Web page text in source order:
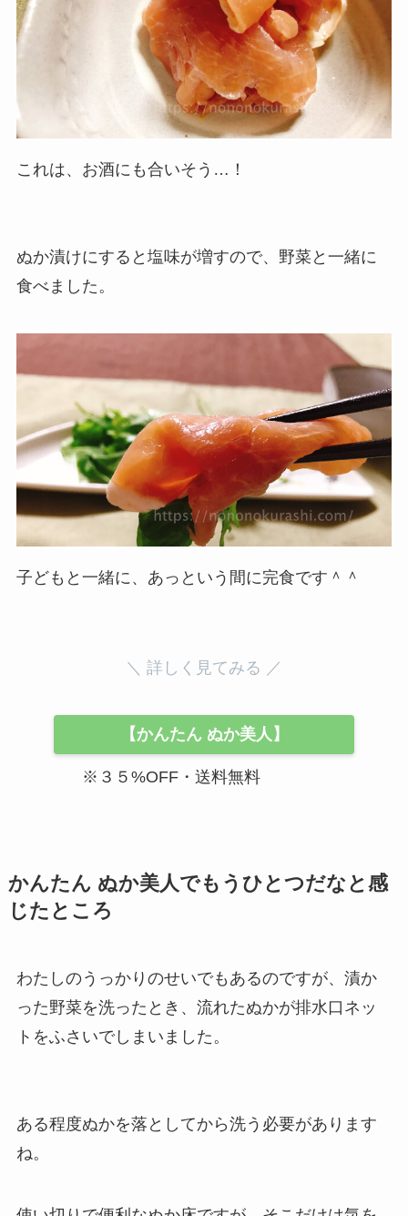
これは、お酒にも合いそう…！
ぬか漬けにすると塩味が増すので、野菜と一緒に
食べました。
子どもと一緒に、あっという間に完食です＾＾
＼ 詳しく見てみる ／
【かんたん ぬか美人】
※３５%OFF・送料無料
かんたん ぬか美人でもうひとつだなと感
じたところ
わたしのうっかりのせいでもあるのですが、漬か
った野菜を洗ったとき、流れたぬかが排水口ネッ
トをふさいでしまいました。
ある程度ぬかを落としてから洗う必要があります
ね。